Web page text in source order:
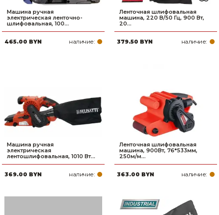
Машина ручная
электрическая ленточно-
шлифовальная, 100...
465.00 BYN наличие:
Ленточная шлифовальная
машина, 220 В/50 Гц, 900 Вт,
20...
379.50 BYN наличие:
Машина ручная
электрическая
лентошлифовальная, 1010 Вт...
369.00 BYN наличие:
Ленточная шлифовальная
машина, 900Вт, 76*533мм,
250м/м...
363.00 BYN наличие: